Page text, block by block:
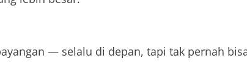
— selalu di depan, tapi tak pernah